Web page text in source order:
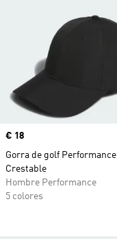
Precio
€ 18
Gorra de golf Performance
Crestable
Hombre Performance
5 colores